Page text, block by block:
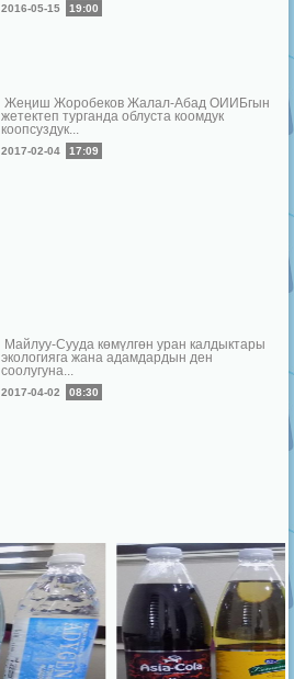
2016-05-15 19:00
Жеңиш Жоробеков Жалал-Абад ОИИБгын
жетектеп турганда облуста коомдук
коопсуздук...
2017-02-04 17:09
Майлуу-Сууда көмүлгөн уран калдыктары
экологияга жана адамдардын ден
соолугуна...
2017-04-02 08:30